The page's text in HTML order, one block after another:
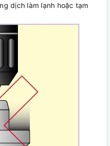
dịch làm lạnh hoặc tạm